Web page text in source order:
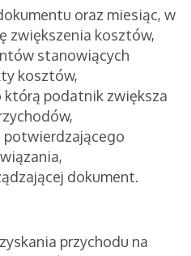
oraz miesiąc, w
zwiększenia kosztów,
stanowiących
kosztów,
którą podatnik zwiększa
dokument.
przychodu na